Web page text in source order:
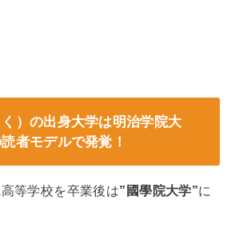
）の出身大学は明治学院大
者モデルで発覚！
等学校を卒業後は”國學院大学”に